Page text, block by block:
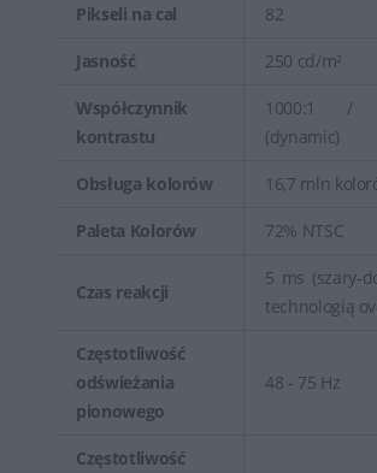
Pikseli na cal 82
Jasność 250 cd/m²
Współczynnik
kontrastu
1000:1 /
(dynamic)
Obsługa kolorów 16,7 mln
Paleta Kolorów 72% NTSC
Czas reakcji
5 ms (szary-
technologią
Częstotliwość
odświeżania
pionowego
48 - 75 Hz
Częstotliwość